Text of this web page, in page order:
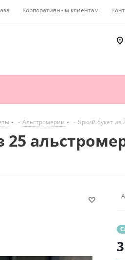
Корпоративным клиентам
- Альстромерии - Яркий букет из
25